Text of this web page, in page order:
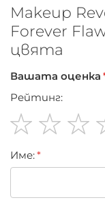
Makeup
Forever
цвята
Вашата оценка
Рейтинг:
star
stars
stars
stars
stars
Име: